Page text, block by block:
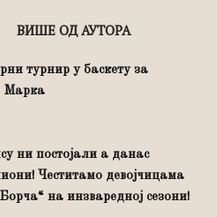
ВИШЕ ОД АУТОРА
турнир у баскету за
Марка
ни постојали а данас
Честитамо девојчицама
на инзваредној сезони!